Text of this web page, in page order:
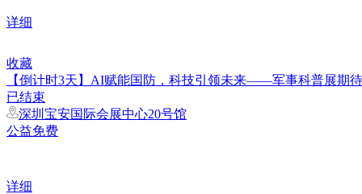
详细
收藏
【倒计时3天】AI赋能国防，科技引领未来——军事科普展期
已结束
深圳宝安国际会展中心20号馆
公益免费
详细